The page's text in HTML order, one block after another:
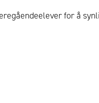
for å